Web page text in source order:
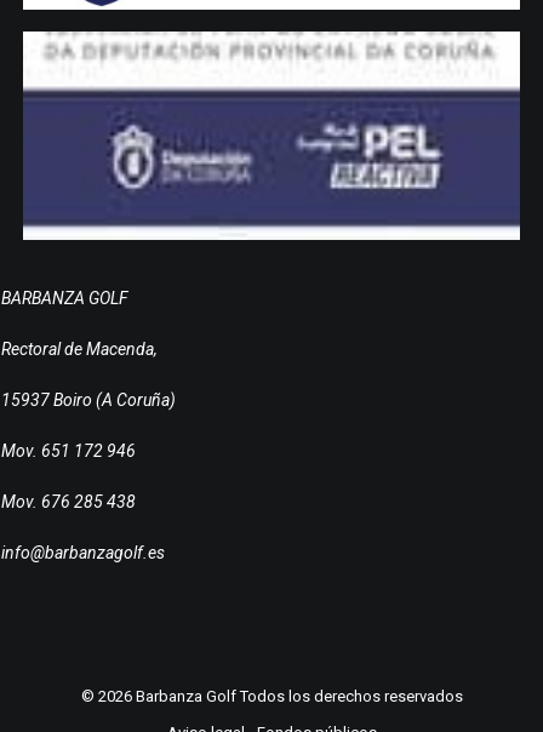
BARBANZA GOLF
Rectoral de Macenda,
15937 Boiro (A Coruña)
Mov. 651 172 946
Mov. 676 285 438
info@barbanzagolf.es
© 2026 Barbanza Golf Todos los derechos reservados